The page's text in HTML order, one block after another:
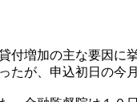
増加の主な要因に
が、申込初日の今